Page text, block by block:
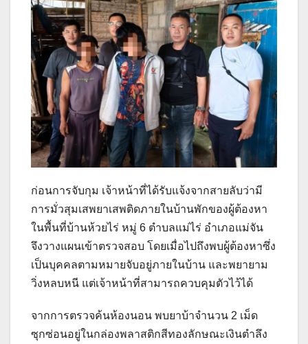
ก่อนการจับกุม เจ้าหน้าที่ได้รับแจ้งจากสายลับว่ามี
การมั่วสุมเสพยาเสพติดภายในบ้านพักของผู้ต้องหา
ในพื้นที่บ้านห้วยไร่ หมู่ 6 ตำบลแม่ไร่ อำเภอแม่จัน
จึงวางแผนเข้าตรวจสอบ โดยเมื่อไปถึงพบผู้ต้องหาซึ่ง
เป็นบุคคลตามหมายจับอยู่ภายในบ้าน และพยายาม
วิ่งหลบหนี แต่เจ้าหน้าที่สามารถควบคุมตัวไว้ได้
จากการตรวจค้นห้องนอน พบยาบ้าจำนวน 2 เม็ด
ซุกซ่อนอยู่ในกล่องพลาสติกสีทองลักษณะเงินตำลึง